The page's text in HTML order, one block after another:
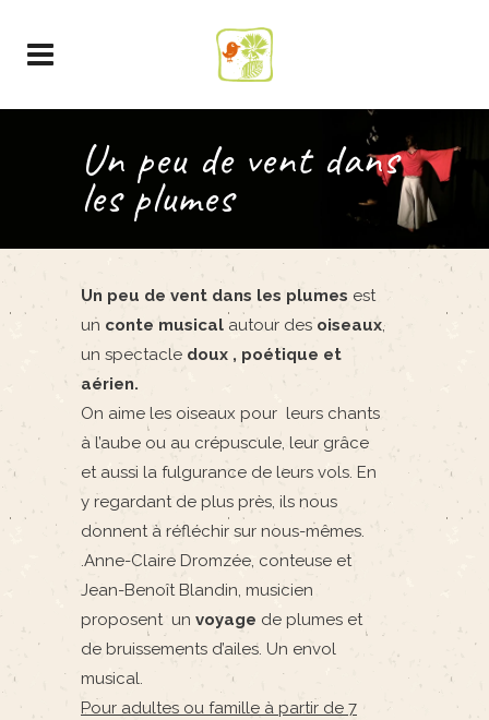
Un peu de vent dans
les plumes
Un peu de vent dans les plumes est
un conte musical autour desoiseaux,
un spectacle doux , poétique et
aérien.
On aime les oiseaux pour leurs chants
à l’aube ou au crépuscule, leur grâce
et aussi la fulgurance de leurs vols. En
y regardant de plus près, ils nous
donnent à réfléchir sur nous-mêmes.
.Anne-Claire Dromzée, conteuse et
Jean-Benoît Blandin, musicien
proposent un voyage de plumes et
de bruissements d’ailes. Un envol
musical.
Pour adultes ou famille à partir de 7